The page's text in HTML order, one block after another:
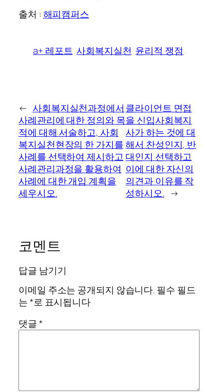
출처 :해피캠퍼스
a+ 레포트 사회복지실천 윤리적 쟁점
← 사회복지실천과정에서
사례관리에 대한 정의와 목
적에 대해 서술하고, 사회
복지실천현장의 한 가지를
사례를 선택하여 제시하고
사례관리과정을 활용하여
사례에 대한 개입 계획을
세우시오.
클라이언트 면접
을 신입사회복지
사가 하는 것에 대
해서 찬성인지, 반
대인지 선택하고
이에 대한 자신의
의견과 이유를 작
성하시오. →
코멘트
답글 남기기
이메일 주소는 공개되지 않습니다. 필수 필드
는*로 표시됩니다
댓글*